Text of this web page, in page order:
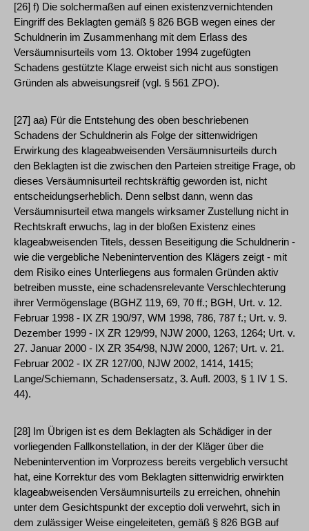
[26] f) Die solchermaßen auf einen existenzvernichtenden
Eingriff des Beklagten gemäß § 826 BGB wegen eines der
Schuldnerin im Zusammenhang mit dem Erlass des
Versäumnisurteils vom 13. Oktober 1994 zugefügten
Schadens gestützte Klage erweist sich nicht aus sonstigen
Gründen als abweisungsreif (vgl. § 561 ZPO).
[27] aa) Für die Entstehung des oben beschriebenen
Schadens der Schuldnerin als Folge der sittenwidrigen
Erwirkung des klageabweisenden Versäumnisurteils durch
den Beklagten ist die zwischen den Parteien streitige Frage, ob
dieses Versäumnisurteil rechtskräftig geworden ist, nicht
entscheidungserheblich. Denn selbst dann, wenn das
Versäumnisurteil etwa mangels wirksamer Zustellung nicht in
Rechtskraft erwuchs, lag in der bloßen Existenz eines
klageabweisenden Titels, dessen Beseitigung die Schuldnerin -
wie die vergebliche Nebenintervention des Klägers zeigt - mit
dem Risiko eines Unterliegens aus formalen Gründen aktiv
betreiben musste, eine schadensrelevante Verschlechterung
ihrer Vermögenslage (BGHZ 119, 69, 70 ff.; BGH, Urt. v. 12.
Februar 1998 - IX ZR 190/97, WM 1998, 786, 787 f.; Urt. v. 9.
Dezember 1999 - IX ZR 129/99, NJW 2000, 1263, 1264; Urt. v.
27. Januar 2000 - IX ZR 354/98, NJW 2000, 1267; Urt. v. 21.
Februar 2002 - IX ZR 127/00, NJW 2002, 1414, 1415;
Lange/Schiemann, Schadensersatz, 3. Aufl. 2003, § 1 IV 1 S.
44).
[28] Im Übrigen ist es dem Beklagten als Schädiger in der
vorliegenden Fallkonstellation, in der der Kläger über die
Nebenintervention im Vorprozess bereits vergeblich versucht
hat, eine Korrektur des vom Beklagten sittenwidrig erwirkten
klageabweisenden Versäumnisurteils zu erreichen, ohnehin
unter dem Gesichtspunkt der exceptio doli verwehrt, sich in
dem zulässiger Weise eingeleiteten, gemäß § 826 BGB auf